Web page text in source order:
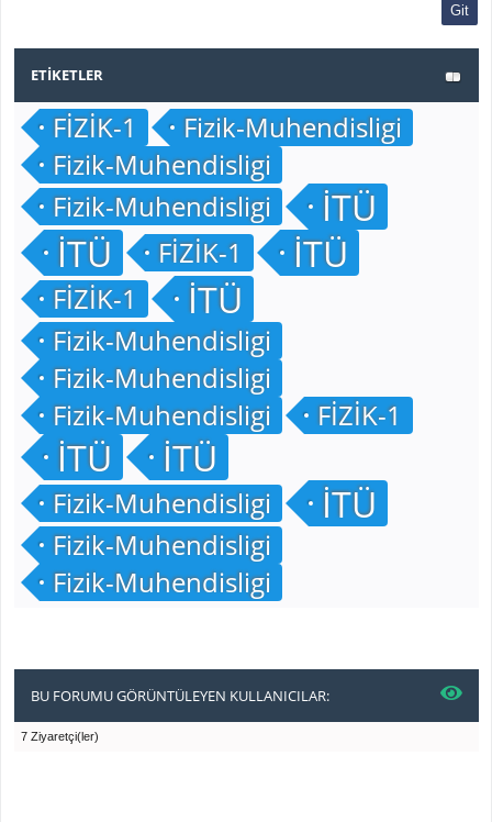
ETIKETLER
FİZİK-1
Fizik-Muhendisligi
Fizik-Muhendisligi
Fizik-Muhendisligi
İTÜ
İTÜ
FİZİK-1 İTÜ
FİZİK-1 İTÜ
Fizik-Muhendisligi
Fizik-Muhendisligi
Fizik-Muhendisligi
FİZİK-1
İTÜ İTÜ
Fizik-Muhendisligi İTÜ
Fizik-Muhendisligi
Fizik-Muhendisligi
BU FORUMU GÖRÜNTÜLEYEN KULLANICILAR:
7 Ziyaretçi(ler)